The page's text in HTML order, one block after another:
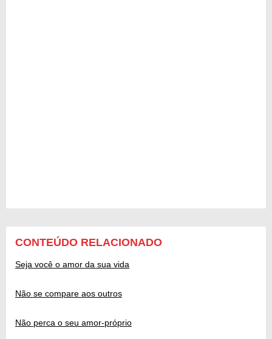
CONTEÚDO RELACIONADO
Seja você o amor da sua vida
Não se compare aos outros
Não perca o seu amor-próprio